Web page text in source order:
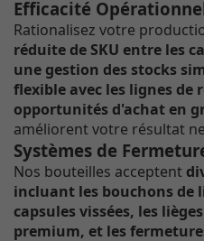
Efficacité
Rationalisez votre
réduite de SKU entre les
une gestion des stocks
flexible avec les lignes de
opportunités d'achat en
améliorent votre résultat
Systèmes de
Nos bouteilles acceptent
incluant les bouchons de
capsules vissées, les
premium, et les